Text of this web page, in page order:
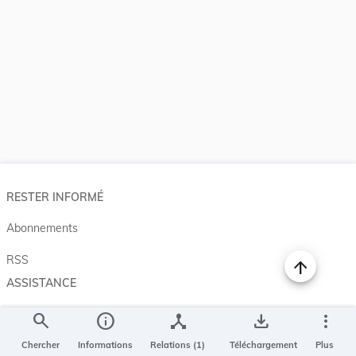
search
Chercher
info
Informations
device_hub
Relations (1)
save_alt
Téléchargement
more_vert
Plus
RESTER INFORMÉ
Abonnements
RSS
ASSISTANCE
Aide et à propos
Projet Casemates